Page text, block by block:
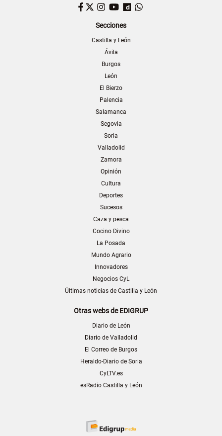
Facebook
TwitterInstagram
YouTubeDailymotion
Secciones
Castilla y León
Ávila
Burgos
León
El Bierzo
Palencia
Salamanca
Segovia
Soria
Valladolid
Zamora
Opinión
Cultura
Deportes
Sucesos
Caza y pesca
Cocino Divino
La Posada
Mundo Agrario
Innovadores
Negocios CyL
Últimas noticias de Castilla y León
Otras webs de EDIGRUP
Diario de León
Diario de Valladolid
El Correo de Burgos
Heraldo-Diario de Soria
CyLTV.es
esRadio Castilla y León